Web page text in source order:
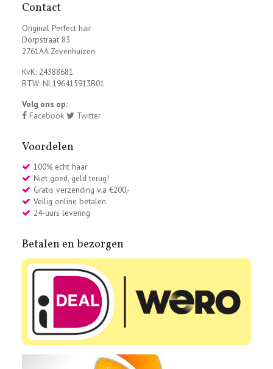
Contact
Original Perfect hair
Dorpstraat 83
2761AA Zevenhuizen
KvK: 24388681
BTW: NL196415913B01
Volg ons op:
Facebook
Twitter
Voordelen
100% echt haar
Niet goed, geld terug!
Gratis verzending v.a €200,-
Veilig online betalen
24-uurs levering
Betalen en bezorgen